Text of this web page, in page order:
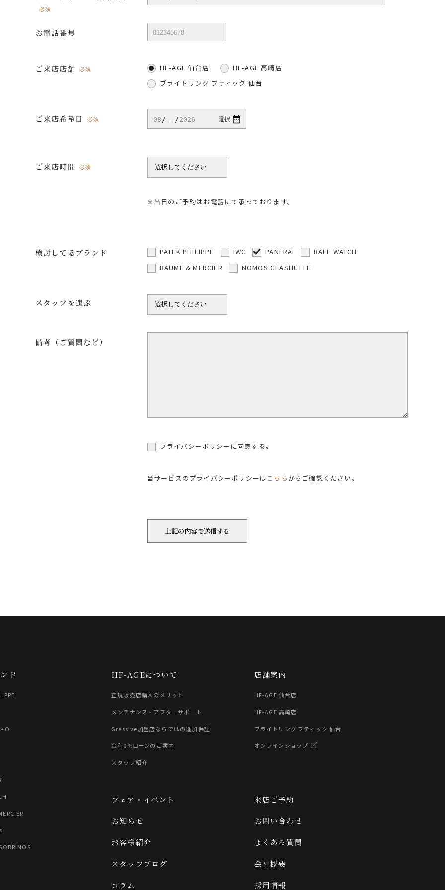
必須
お電話番号
ご来店店舗 必須 HF-AGE 仙台店
HF-AGE 高崎店
ブライトリング ブティック 仙台
ご来店希望日 必須
ご来店時間 必須
※当日のご予約はお電話にて承っております。
検討してるブランド PATEK PHILIPPE IWC PANERAI
BALL WATCH
BAUME & MERCIER
NOMOS GLASHÜTTE
スタッフを選ぶ
備考（ご質問など）
プライバシーポリシーに同意する。
当サービスのプライバシーポリシーは こちら からご確認ください。
ド HF-AGEについて
正規販売店購入のメリット
メンテナンス・アフターサポート
Gressive加盟店ならではの追加保証
金利0%ローンのご案内
スタッフ紹介
店舗案内
HF-AGE 仙台店
HF-AGE 高崎店
ブライトリング ブティック 仙台
オンラインショップ
フェア・イベント
お知らせ
お客様紹介
スタッフブログ
コラム
来店ご予約
お問い合わせ
よくある質問
会社概要
採用情報